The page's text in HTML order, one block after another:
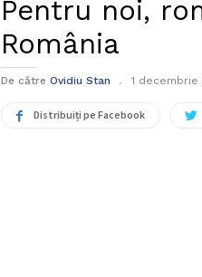
Pentru noi,
România
De către Ovidiu Stan 1 decembrie
Distribuiți pe Facebook